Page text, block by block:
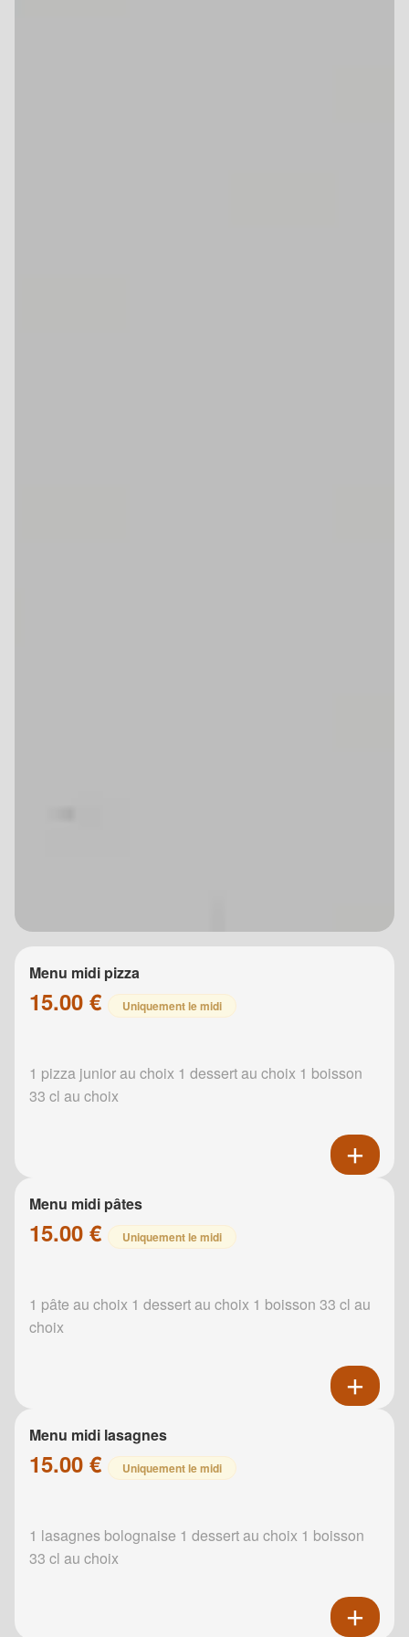
Menu midi pizza
15.00 € Uniquement le midi
1 pizza junior au choix 1 dessert au choix 1 boisson
33 cl au choix
Menu midi pâtes
15.00 € Uniquement le midi
1 pâte au choix 1 dessert au choix 1 boisson 33 cl au
choix
Menu midi lasagnes
15.00 € Uniquement le midi
1 lasagnes bolognaise 1 dessert au choix 1 boisson
33 cl au choix